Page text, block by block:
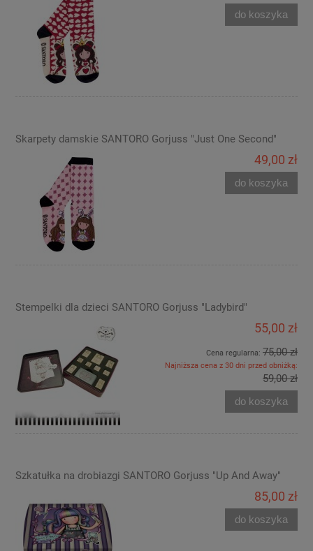
do koszyka
Skarpety damskie SANTORO Gorjuss "Just One Second"
49,00 zł
do koszyka
Stempelki dla dzieci SANTORO Gorjuss "Ladybird"
55,00 zł
Cena regularna: 75,00 zł
Najniższa cena z 30 dni przed obniżką:
59,00 zł
do koszyka
Szkatułka na drobiazgi SANTORO Gorjuss "Up And Away"
85,00 zł
do koszyka